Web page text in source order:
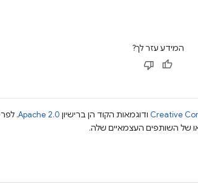
המידע עזר לך?
Creative ודוגמאות הקוד הן ברישיון Apache 2.0
.